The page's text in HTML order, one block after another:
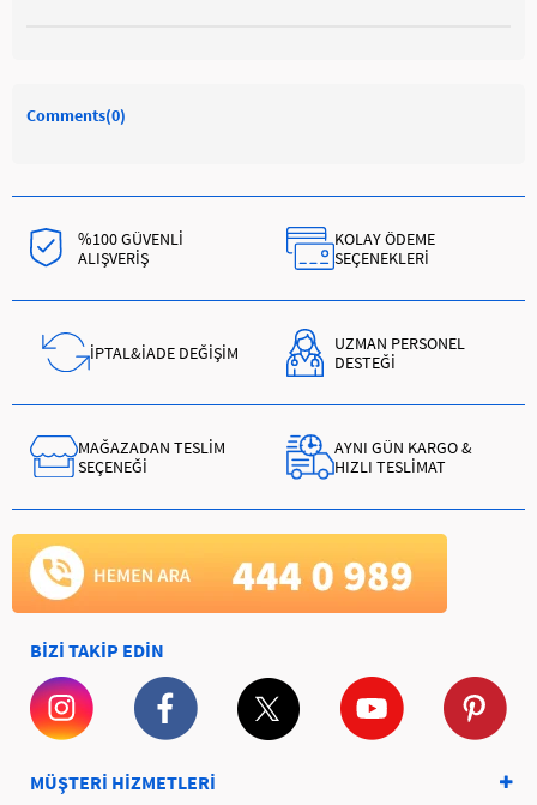
Comments(0)
%100 GÜVENLİ
ALIŞVERİŞ
KOLAY ÖDEME
SEÇENEKLERİ
İPTAL&İADE DEĞİŞİM
UZMAN PERSONEL
DESTEĞİ
MAĞAZADAN TESLİM
SEÇENEĞİ
AYNI GÜN KARGO &
HIZLI TESLİMAT
BİZİ TAKİP EDİN
MÜŞTERİ HİZMETLERİ